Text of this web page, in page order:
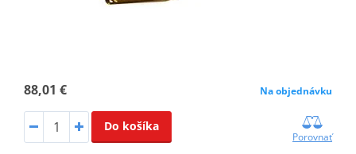
88,01 € Na objednávku
Do košíka
Porovnať